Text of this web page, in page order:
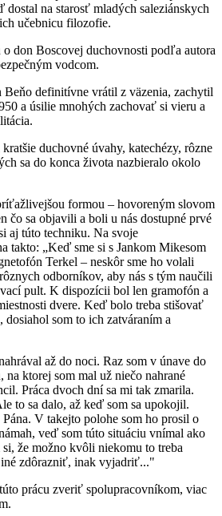
na starosť mladých saleziánskych
učebnicu filozofie.
don Boscovej duchovnosti podľa autora
vodcom.
Beňo definitívne vrátil z väzenia, zachytil
a úsilie mnohých zachovať si vieru a
duchovné úvahy, katechézy, rôzne
sa do konca života nazbieralo okolo
formou – hovoreným slovom
čo sa objavili a boli u nás dostupné prvé
aj túto techniku. Na svoje
takto: „Keď sme si s Jankom Mikesom
Terkel – neskôr sme ho volali
odborníkov, aby nás s tým naučili
pult. K dispozícii bol len gramofón a
dvere. Keď bolo treba stišovať
som to ich zatváraním a
až do noci. Raz som v únave do
ktorej som mal už niečo nahrané
Práca dvoch dní sa mi tak zmarila.
to sa dalo, až keď som sa upokojil.
V takejto polohe som ho prosil o
veď som túto situáciu vnímal ako
že možno kvôli niekomu to treba
zdôrazniť, inak vyjadriť..."
prácu zveriť spolupracovníkom, viac